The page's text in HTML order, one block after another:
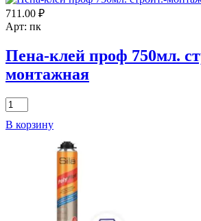
STANDARD
GUN
Пена
монтажная
бытовая
KUDO
"HOME
50+
Arktika
1л
711.00 ₽
Арт: пк
Пена-клей проф 750мл.
монтажная
Количество
товара
Пена-
В корзину